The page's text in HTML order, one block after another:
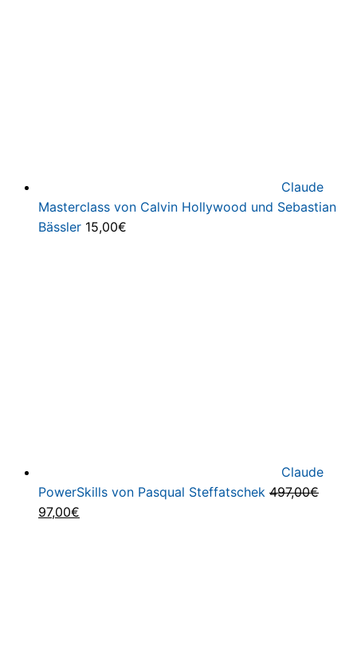
Claude
Masterclass von Calvin Hollywood und Sebastian
Bässler 15,00€
Claude
PowerSkills von Pasqual Steffatschek 497,00€
Ursprünglicher
97,00€